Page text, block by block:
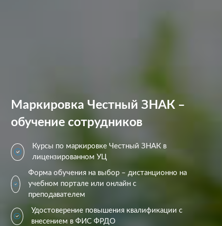
Маркировка Честный ЗНАК –
обучение сотрудников
Курсы по маркировке Честный ЗНАК в
лицензированном УЦ
Форма обучения на выбор – дистанционно на
учебном портале или онлайн с
преподавателем
Удостоверение повышения квалификации с
внесением в ФИС ФРДО